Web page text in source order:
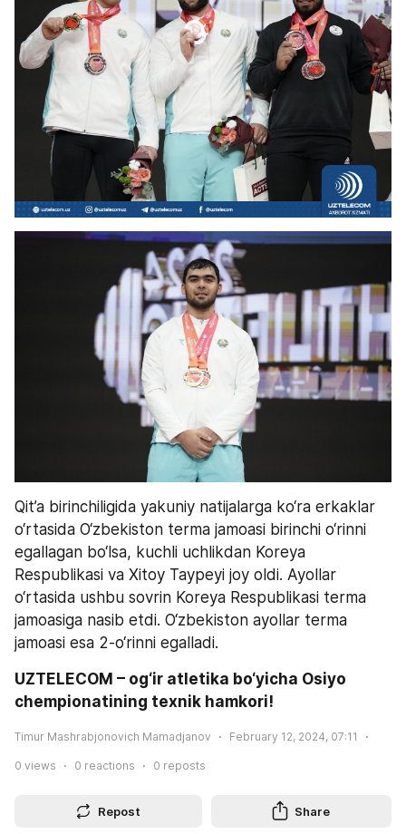
Qit’a birinchiligida yakuniy natijalarga ko‘ra erkaklar
o‘rtasida O‘zbekiston terma jamoasi birinchi o‘rinni
egallagan bo‘lsa, kuchli uchlikdan Koreya
Respublikasi va Xitoy Taypeyi joy oldi. Ayollar
o‘rtasida ushbu sovrin Koreya Respublikasi terma
jamoasiga nasib etdi. O‘zbekiston ayollar terma
jamoasi esa 2-o‘rinni egalladi.
UZTELECOM – og‘ir atletika bo‘yicha Osiyo
chempionatining texnik hamkori!
Timur Mashrabjonovich Mamadjanov February 12, 2024, 07:11
0 views 0 reactions 0 reposts
Repost Share